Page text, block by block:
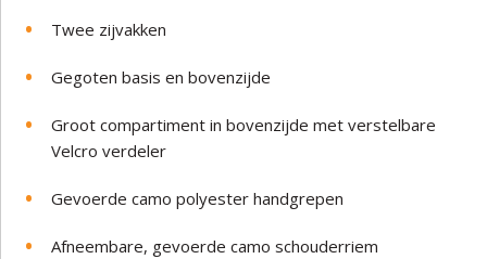
Twee zijvakken
Gegoten basis en bovenzijde
Groot compartiment in bovenzijde met verstelbare
Velcro verdeler
Gevoerde camo polyester handgrepen
Afneembare, gevoerde camo schouderriem